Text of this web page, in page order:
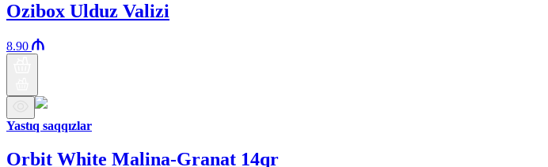
Ozibox Ulduz Valizi
8.90
Yastıq saqqızlar
Orbit White Malina-Granat 14qr